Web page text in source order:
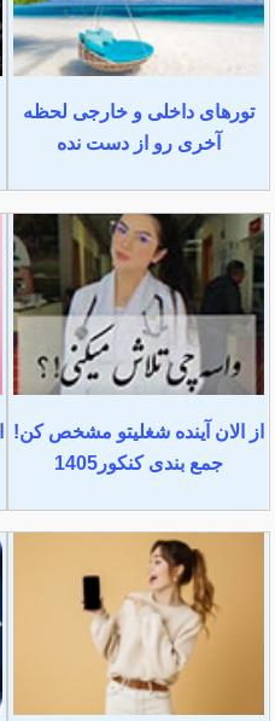
تورهای داخلی و خارجی لحظه
آخری رو از دست نده
از الان آینده شغلیتو مشخص کن!
جمع بندی کنکور1405